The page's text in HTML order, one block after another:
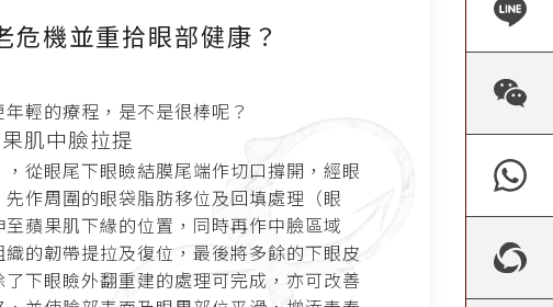
危機並重拾眼部健康？
輕的療程，是不是很棒呢？
肌中臉拉提
從眼尾下眼瞼結膜尾端作切口撐開，經眼
作周圍的眼袋脂肪移位及回填處理（眼
蘋果肌下緣的位置，同時再作中臉區域
織的韌帶提拉及復位，最後將多餘的下眼皮
下眼瞼外翻重建的處理可完成，亦可改善